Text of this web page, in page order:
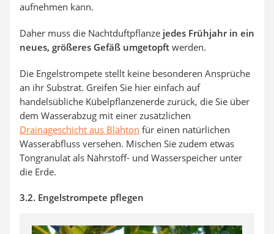
aufnehmen kann.
Daher muss die Nachtduftpflanze jedes Frühjahr in ein
neues, größeres Gefäß umgetopft werden.
Die Engelstrompete stellt keine besonderen Ansprüche
an ihr Substrat. Greifen Sie hier einfach auf
handelsübliche Kübelpflanzenerde zurück, die Sie über
dem Wasserabzug mit einer zusätzlichen
Drainageschicht aus Blähton für einen natürlichen
Wasserabfluss versehen. Mischen Sie zudem etwas
Tongranulat als Nährstoff- und Wasserspeicher unter
die Erde.
3.2. Engelstrompete pflegen